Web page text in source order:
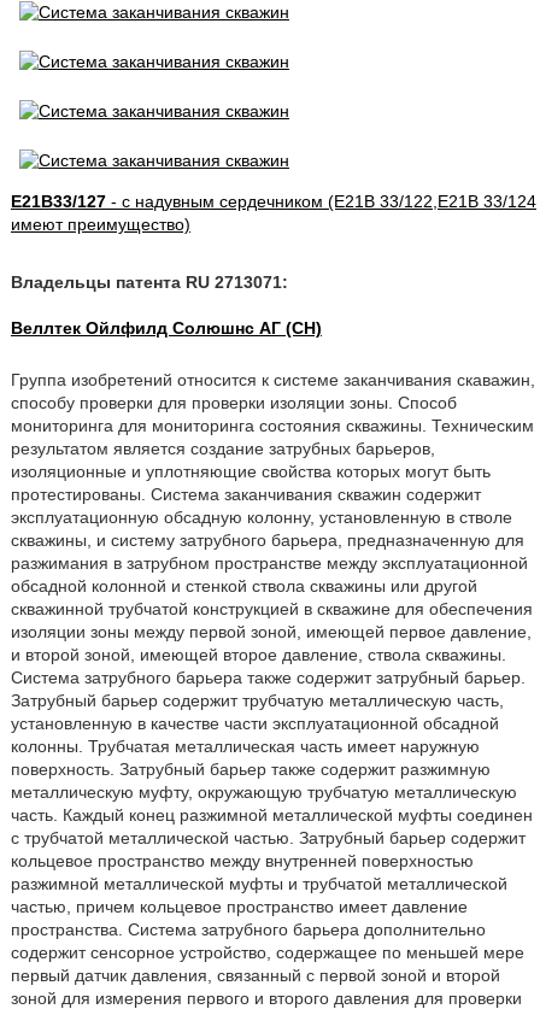
E21B33/127- с надувным сердечником (E21B 33/122,E21B 33/124
имеют преимущество)
Владельцы патента RU 2713071:
Веллтек Ойлфилд Солюшнс АГ (CH)
Группа изобретений относится к системе заканчивания скаважин,
способу проверки для проверки изоляции зоны. Способ
мониторинга для мониторинга состояния скважины. Техническим
результатом является создание затрубных барьеров,
изоляционные и уплотняющие свойства которых могут быть
протестированы. Система заканчивания скважин содержит
эксплуатационную обсадную колонну, установленную в стволе
скважины, и систему затрубного барьера, предназначенную для
разжимания в затрубном пространстве между эксплуатационной
обсадной колонной и стенкой ствола скважины или другой
скважинной трубчатой конструкцией в скважине для обеспечения
изоляции зоны между первой зоной, имеющей первое давление,
и второй зоной, имеющей второе давление, ствола скважины.
Система затрубного барьера также содержит затрубный барьер.
Затрубный барьер содержит трубчатую металлическую часть,
установленную в качестве части эксплуатационной обсадной
колонны. Трубчатая металлическая часть имеет наружную
поверхность. Затрубный барьер также содержит разжимную
металлическую муфту, окружающую трубчатую металлическую
часть. Каждый конец разжимной металлической муфты соединен
с трубчатой металлической частью. Затрубный барьер содержит
кольцевое пространство между внутренней поверхностью
разжимной металлической муфты и трубчатой металлической
частью, причем кольцевое пространство имеет давление
пространства. Система затрубного барьера дополнительно
содержит сенсорное устройство, содержащее по меньшей мере
первый датчик давления, связанный с первой зоной и второй
зоной для измерения первого и второго давления для проверки